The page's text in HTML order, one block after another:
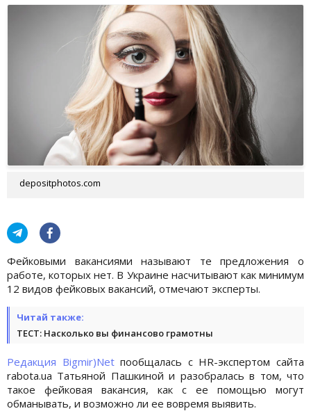
depositphotos.com
Фейковыми вакансиями называют те предложения о
работе, которых нет. В Украине насчитывают как минимум
12 видов фейковых вакансий, отмечают эксперты.
Читай также:
ТЕСТ: Насколько вы финансово грамотны
Редакция Bigmir)Netпообщалась с HR-экспертом сайта
rabota.ua Татьяной Пашкиной и разобралась в том, что
такое фейковая вакансия, как с ее помощью могут
обманывать, и возможно ли ее вовремя выявить.